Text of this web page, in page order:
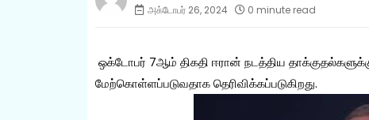
அக்டோபர் 26, 2024
0 minute read
ஒக்டோபர் 7ஆம் திகதி ஈரான் நடத்திய
மேற்கொள்ளப்படுவதாக தெரிவிக்கப்படுகிறது.